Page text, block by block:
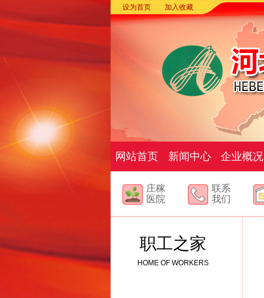
设为首页 加入收藏
网站首页 新闻中心 企业概况
庄稼
医院
联系
我们
职工之家
HOME OF WORKERS